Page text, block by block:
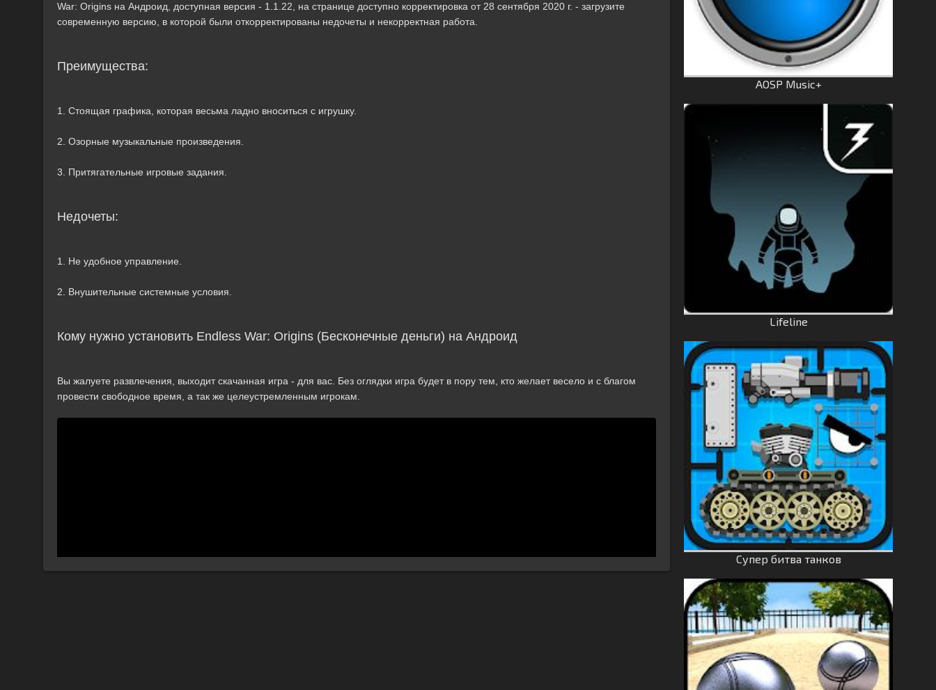
War: Origins на Андроид, доступная версия - 1.1.22, на странице доступно корректировка от 28 сентября 2020 г. - загрузите
современную версию, в которой были откорректированы недочеты и некорректная работа.
Преимущества:
1. Стоящая графика, которая весьма ладно вноситься с игрушку.
2. Озорные музыкальные произведения.
3. Притягательные игровые задания.
Недочеты:
1. Не удобное управление.
2. Внушительные системные условия.
Кому нужно установить Endless War: Origins (Бесконечные деньги) на Андроид
Вы жалуете развлечения, выходит скачанная игра - для вас. Без оглядки игра будет в пору тем, кто желает весело и с благом
провести свободное время, а так же целеустремленным игрокам.
AOSP Music+
Lifeline
Супер битва танков